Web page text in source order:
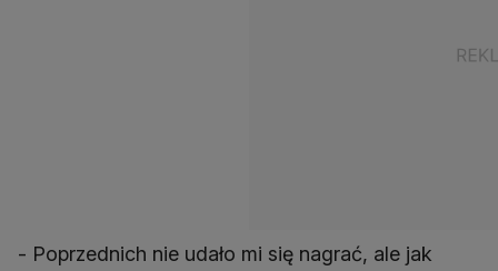
- Poprzednich nie udało mi się nagrać, ale jak